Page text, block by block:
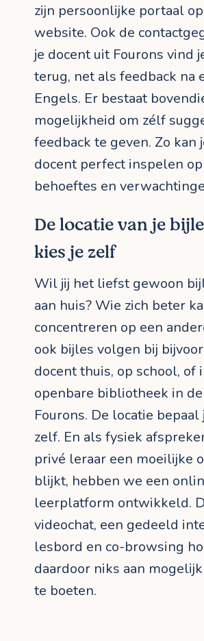
zijn persoonlijke portaal
website. Ook de
je docent uit Fourons vind
terug, net als feedback na
Engels. Er bestaat
mogelijkheid om zélf
feedback te geven. Zo kan
docent perfect inspelen
behoeftes en
De locatie van je
kies je zelf
Wil jij het liefst gewoon
aan huis? Wie zich beter
concentreren op een
ook bijles volgen bij
docent thuis, op school, of
openbare bibliotheek in
Fourons. De locatie
zelf. En als fysiek
privé leraar een moeilijke
blijkt, hebben we een
leerplatform ontwikkeld.
videochat, een gedeeld
lesbord en co-browsing
daardoor niks aan
te boeten.